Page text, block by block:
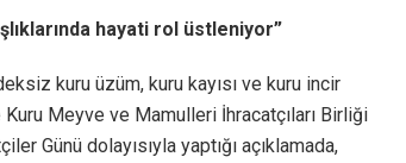
hayati rol üstleniyor”
kuru üzüm, kuru kayısı ve kuru incir
Kuru Meyve ve Mamulleri İhracatçıları Birliği
Günü dolayısıyla yaptığı açıklamada,